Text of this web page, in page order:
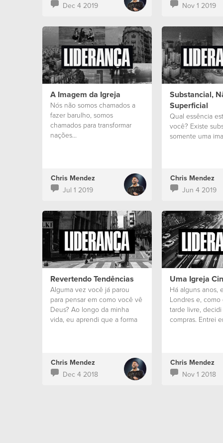
Dec 4 2019
Nov 1 2019
A Imagem da Igreja
Nós não somos chamados a
fazer barulho, somos
chamados para transformar
nações...
Chris Mendez
Jul 1 2019
Substancial,
Superficial
Qual essência
você? Existe
somente uma
Chris Mendez
Jun 4 2019
Revertendo Tendências
Alguma vez você já parou
para pensar em como você vê
Deus? Ao longo da minha
vida, eu aprendi que a forma
Chris Mendez
Dec 4 2018
Uma Igreja
Há alguns anos,
Londres e,
tarde livre, decidi
compras. Entrei
Chris Mendez
Nov 1 2018